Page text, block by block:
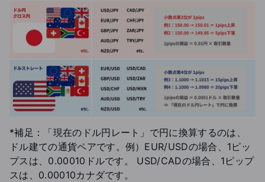
*補足：「現在のドル円レート」で円に換算するのは、
ドル建ての通貨ペアです。例）EUR/USDの場合、1ピッ
プスは、0.00010ドルです。 USD/CADの場合、1ピップ
スは、0.00010カナダです。